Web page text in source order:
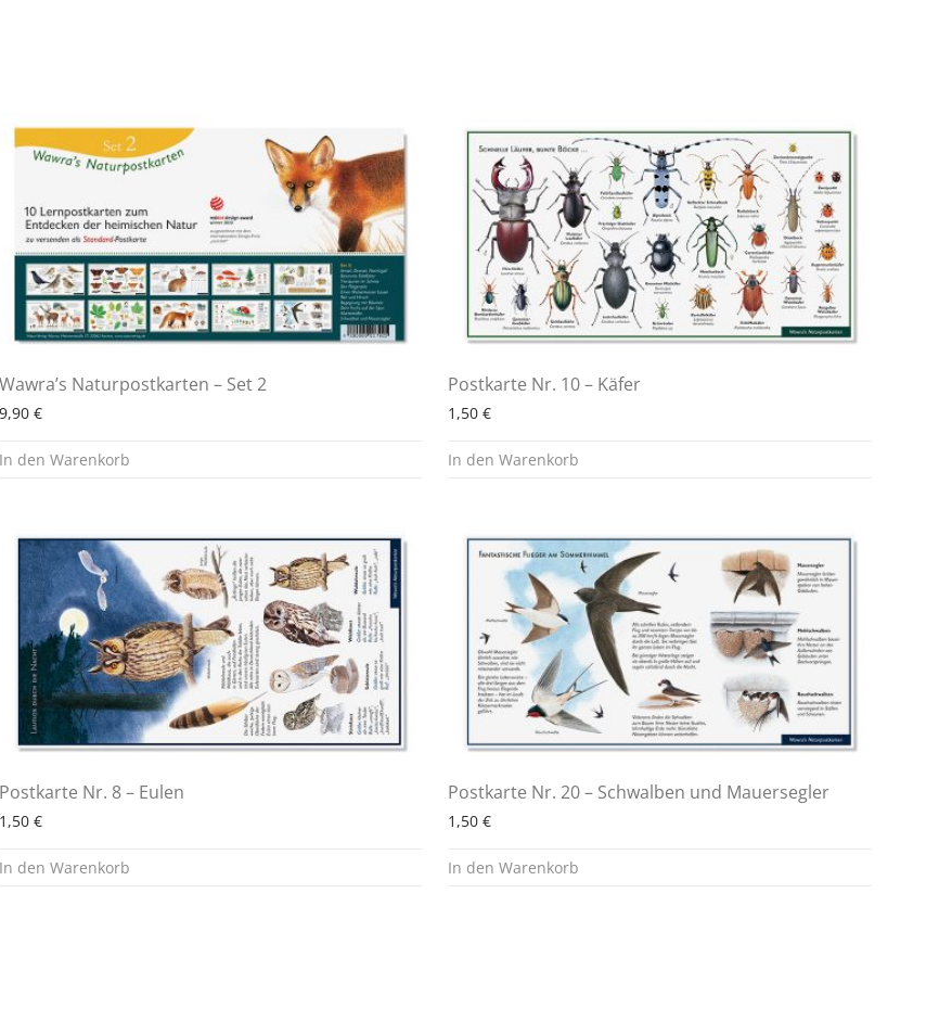
Wawra’s Naturpostkarten – Set 2
9,90 €
In den Warenkorb
Postkarte Nr. 10 – Käfer
1,50€
In den Warenkorb
Postkarte Nr. 8 – Eulen
1,50 €
In den Warenkorb
Postkarte Nr. 20 – Schwalben und Mauersegler
1,50€
In den Warenkorb